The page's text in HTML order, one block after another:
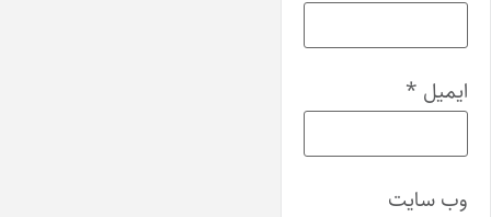
ایمیل *
وب‌ سایت